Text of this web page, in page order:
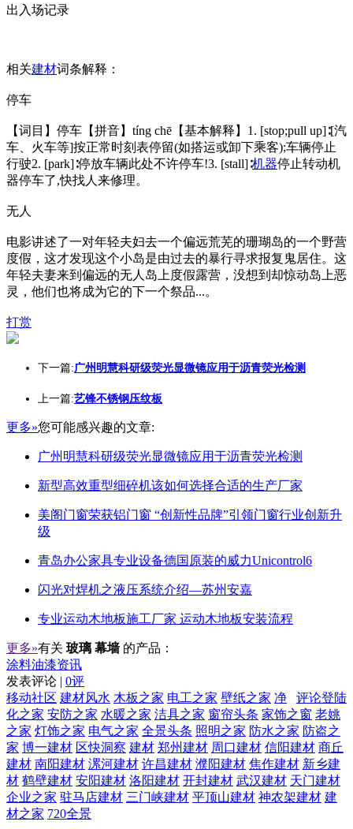
出入场记录
相关建材词条解释：
停车
【词目】停车【拼音】tíng chē【基本解释】1. [stop;pull up]∶[汽
车、火车等]按正常时刻表停留(如搭运或卸下乘客);车辆停止
行驶2. [park]∶停放车辆此处不许停车!3. [stall]∶机器停止转动机
器停车了,快找人来修理。
无人
电影讲述了一对年轻夫妇去一个偏远荒芜的珊瑚岛的一个野营
度假，这才发现这个小岛是由过去的暴行寻求报复鬼居住。这
年轻夫妻来到偏远的无人岛上度假露营，没想到却惊动岛上恶
灵，他们也将成为它的下一个祭品...。
打赏
下一篇:广州明慧科研级荧光显微镜应用于沥青荧光检测
上一篇:艺锋不锈钢压纹板
更多»您可能感兴趣的文章:
广州明慧科研级荧光显微镜应用于沥青荧光检测
新型高效重型细碎机该如何选择合适的生产厂家
美阁门窗荣获铝门窗 “创新性品牌”引领门窗行业创新升
级
青岛办公家具专业设备德国原装的威力Unicontrol6
闪光对焊机之液压系统介绍—苏州安嘉
专业运动木地板施工厂家 运动木地板安装流程
更多»有关 玻璃 幕墙 的产品：
涂料油漆资讯
发表评论 | 0评
评论登陆
移动社区 建材风水 木板之家 电工之家 壁纸之家 净
化之家 安防之家 水暖之家 洁具之家 窗帘头条 家饰之窗 老姚
之家 灯饰之家 电气之家 全景头条 照明之家 防水之家 防盗之
家 博一建材 区快洞察 建材 郑州建材 周口建材 信阳建材 商丘
建材 南阳建材 漯河建材 许昌建材 濮阳建材 焦作建材 新乡建
材 鹤壁建材 安阳建材 洛阳建材 开封建材 武汉建材 天门建材
企业之家 驻马店建材 三门峡建材 平顶山建材 神农架建材 建
材之家 720全景